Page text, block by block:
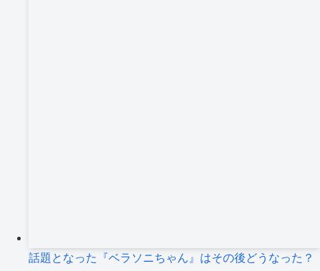
話題となった『ベラソニちゃん』はその後どうなった？